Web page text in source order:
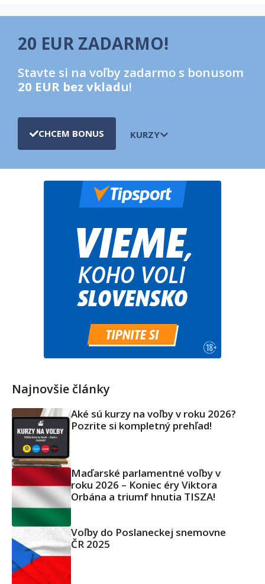
20 EUR ZADARMO!
Stavte si na voľby zadarmo s bonusom
20 EUR bez vkladu!
CHCEM BONUS KURZY
Najnovšie články
Aké sú kurzy na voľby v roku 2026?
Pozrite si kompletný prehľad!
Maďarské parlamentné voľby v
roku 2026 – Koniec éry Viktora
Orbána a triumf hnutia TISZA!
Voľby do Poslaneckej snemovne
ČR 2025